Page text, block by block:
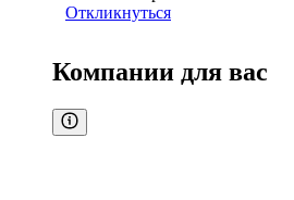
Откликнуться
Компании для вас